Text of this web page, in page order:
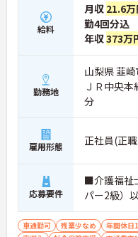
給料
月収 21.6
勤4回分込
年収373万
勤務地
山梨県 韮
ＪＲ中央
分
雇用形態 正社員(正
応募要件
■介護福祉
パー2級）
車通勤可 残業少なめ 年間休日